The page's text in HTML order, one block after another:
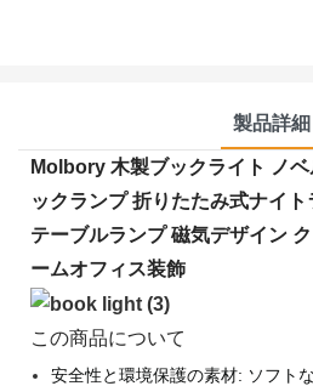
製品詳細
Molbory 木製ブックライト ノ
ックランプ 折りたたみ式ナイ
テーブルランプ 磁気デザイン
ームオフィス装飾
この商品について
安全性と環境保護の素材: ソフト